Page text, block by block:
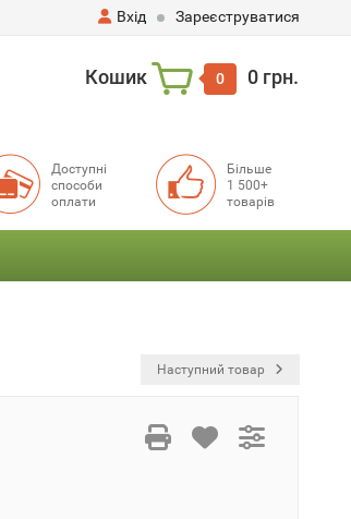
Вхід Зареєструватися
Кошик 0 0 грн.
Доступні
способи
оплати
Більше
1 500+
товарів
Наступний товар